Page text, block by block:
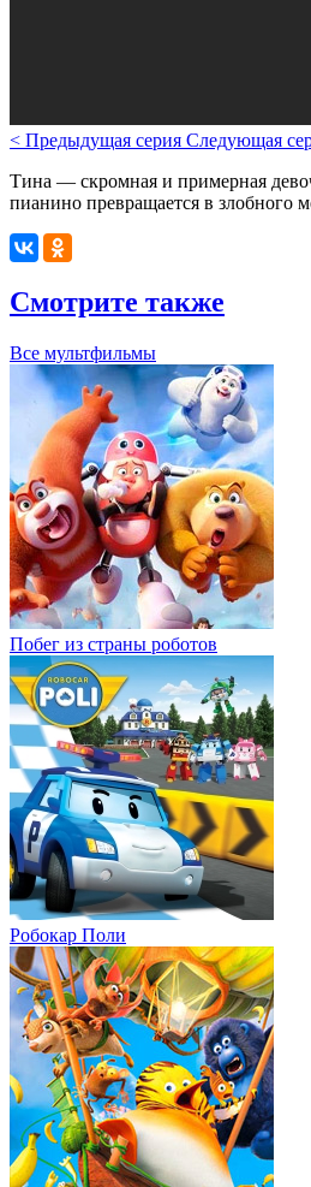
< Предыдущая серия Следующая
Тина — скромная и примерная
пианино превращается в злобного
Смотрите также
Все мультфильмы
Побег из страны роботов
Робокар Поли